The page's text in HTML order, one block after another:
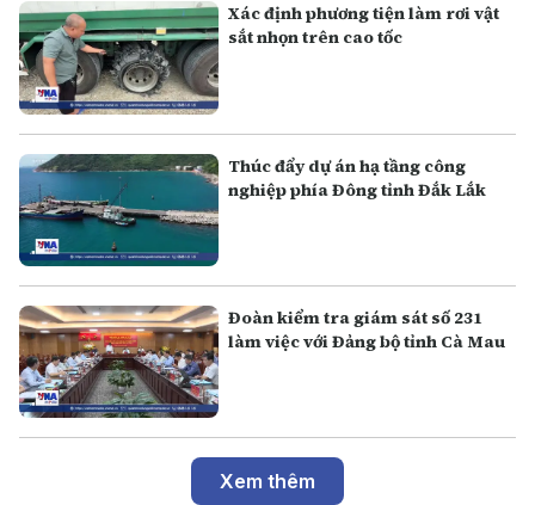
Xác định phương tiện làm rơi vật
sắt nhọn trên cao tốc
Thúc đẩy dự án hạ tầng công
nghiệp phía Đông tỉnh Đắk Lắk
Đoàn kiểm tra giám sát số 231
làm việc với Đảng bộ tỉnh Cà Mau
Xem thêm